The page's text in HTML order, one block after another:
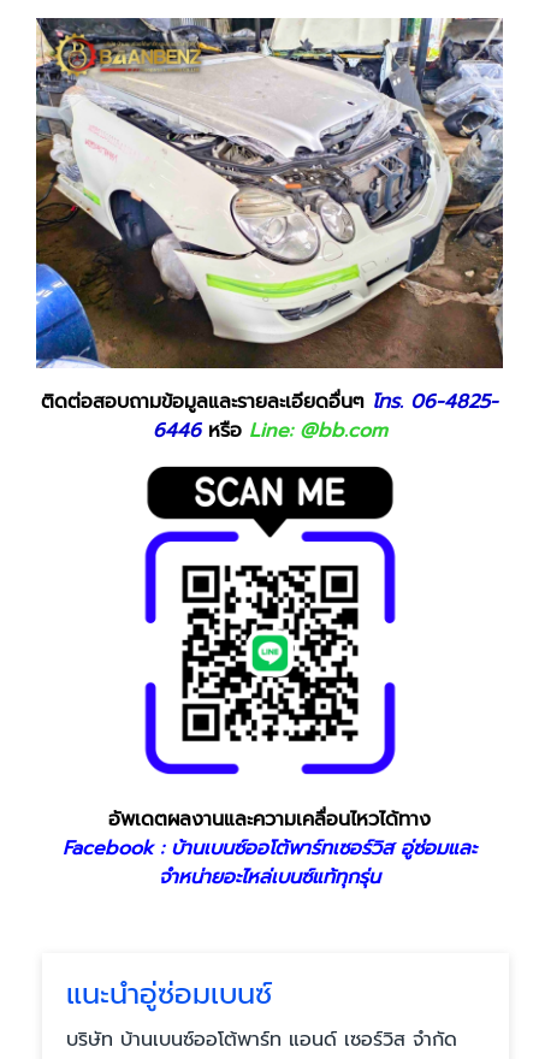
ติดต่อสอบถามข้อมูลและรายละเอียดอื่นๆ โทร. 06-4825-
6446หรือ Line: @bb.com
อัพเดตผลงานและความเคลื่อนไหวได้ทาง
Facebook : บ้านเบนซ์ออโต้พาร์ทเซอร์วิส อู่ซ่อมและ
จำหน่ายอะไหล่เบนซ์แท้ทุกรุ่น
แนะนำอู่ซ่อมเบนซ์
บริษัท บ้านเบนซ์ออโต้พาร์ท แอนด์ เซอร์วิส จำกัด